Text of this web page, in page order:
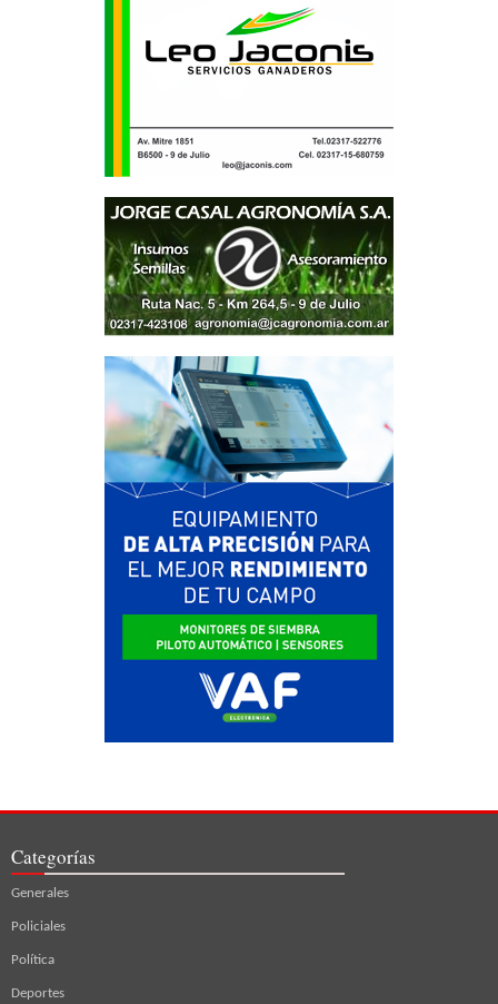
Categorías
Generales
Policiales
Política
Deportes